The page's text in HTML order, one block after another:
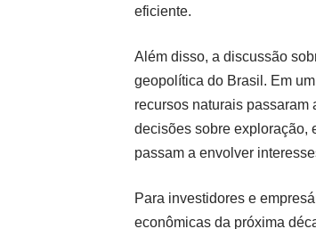
eficiente.
Além disso, a discussão
geopolítica do Brasil. Em
recursos naturais
decisões sobre exploração,
passam a envolver
Para investidores e
econômicas da próxima